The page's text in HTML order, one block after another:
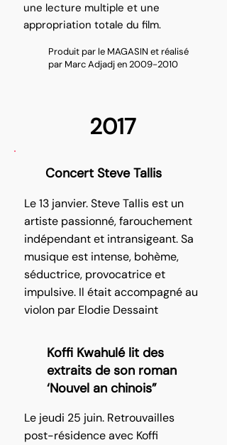
une lecture multiple et une
appropriation totale du film.
Produit par le MAGASIN et réalisé
par Marc Adjadj en 2009-2010
2017
Concert Steve Tallis
Le 13 janvier. Steve Tallis est un
artiste passionné, farouchement
indépendant et intransigeant. Sa
musique est intense, bohème,
séductrice, provocatrice et
impulsive. Il était accompagné au
violon par Elodie Dessaint
Koffi Kwahulé lit des
extraits de son roman
‘Nouvel an chinois”
Le jeudi 25 juin. Retrouvailles
post-résidence avec Koffi